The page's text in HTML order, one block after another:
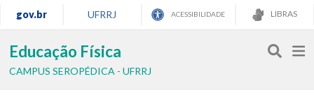
gov.br UFRRJ ACESSIBILIDADE LIBRAS
Educação Física
CAMPUS SEROPÉDICA - UFRRJ